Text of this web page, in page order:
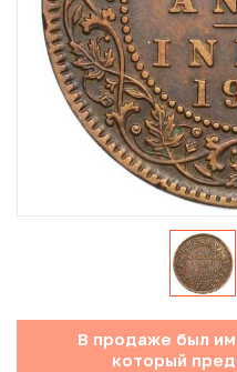
Юбилейные монеты Банка
Памятные и
Иностранные монеты
Неофициальные выпуски
Античные и
Инвестиционные монеты
В продаже был
который